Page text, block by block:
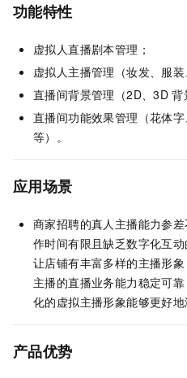
功能特性
虚拟人直播剧本管理；
虚拟人主播管理（妆发、服
直播间背景管理（2D、3D 背
直播间功能效果管理（花体
等）。
应用场景
商家招聘的真人主播能力参
作时间有限且缺乏数字化互
让店铺有丰富多样的主播形
主播的直播业务能力稳定可
化的虚拟主播形象能够更好
产品优势